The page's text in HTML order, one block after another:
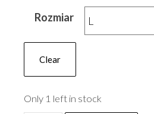
price
was:
700,00 zł.
price
650,00 zł.
Rozmiar
Clear
Only 1 left in stock